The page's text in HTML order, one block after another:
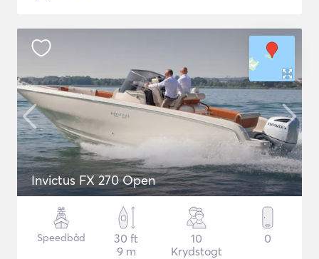
Invictus FX 270 Open
Speedbåd
30 ft
9 m
10
Krydstogt
0